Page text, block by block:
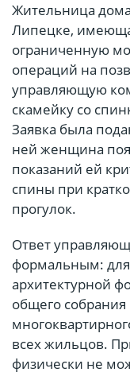
Жительница
Липецке,
ограниченную
операций на
управляющую
скамейку со
Заявка была
ней женщина
показаний ей
спины при
прогулок.
Ответ
формальным:
архитектурной
общего собрания
всех жильцов.
физически не